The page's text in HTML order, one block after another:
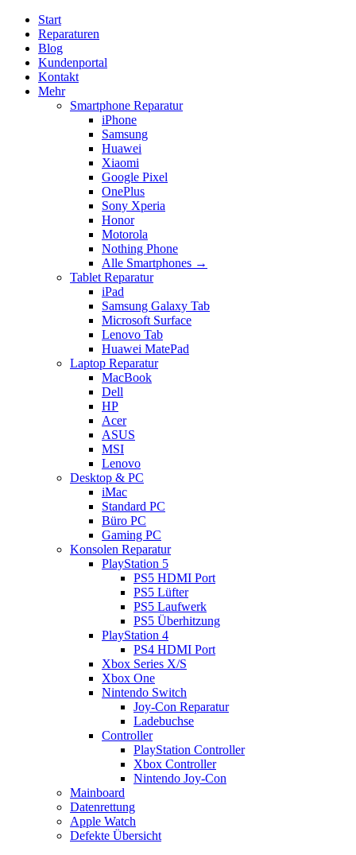
Start
Reparaturen
Blog
Kundenportal
Kontakt
Mehr
Smartphone Reparatur
iPhone
Samsung
Huawei
Xiaomi
Google Pixel
OnePlus
Sony Xperia
Honor
Motorola
Nothing Phone
Alle Smartphones →
Tablet Reparatur
iPad
Samsung Galaxy Tab
Microsoft Surface
Lenovo Tab
Huawei MatePad
Laptop Reparatur
MacBook
Dell
HP
Acer
ASUS
MSI
Lenovo
Desktop & PC
iMac
Standard PC
Büro PC
Gaming PC
Konsolen Reparatur
PlayStation 5
PS5 HDMI Port
PS5 Lüfter
PS5 Laufwerk
PS5 Überhitzung
PlayStation 4
PS4 HDMI Port
Xbox Series X/S
Xbox One
Nintendo Switch
Joy-Con Reparatur
Ladebuchse
Controller
PlayStation Controller
Xbox Controller
Nintendo Joy-Con
Mainboard
Datenrettung
Apple Watch
Defekte Übersicht